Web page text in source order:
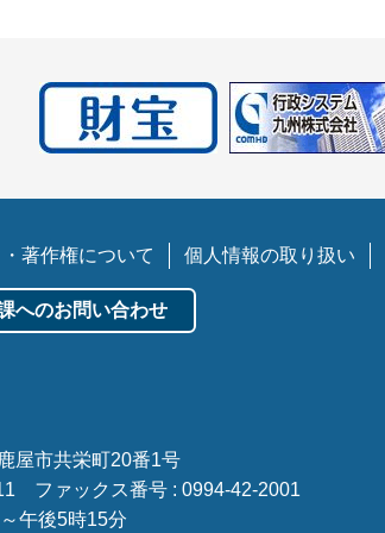
・著作権について 個人情報の取り扱い
へのお問い合わせ
屋市共栄町20番1号
ファックス番号 : 0994-42-2001
午後5時15分